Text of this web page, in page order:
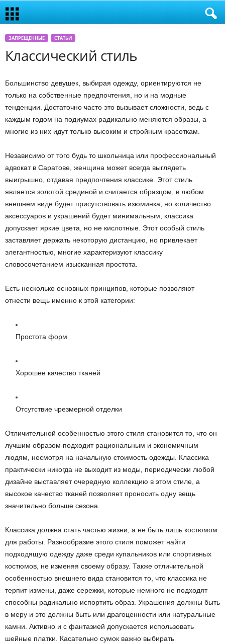
ЗАПРЕЩЕННЫЕ СТАТЬИ
Классический стиль
Большинство девушек, выбирая одежду, ориентируются не
только на собственные предпочтения, но и на модные
тенденции. Достаточно часто это вызывает сложности, ведь с
каждым годом на подиумах радикально меняются образы, а
многие из них идут только высоким и стройным красоткам.
Независимо от того будь то школьница или профессиональный
адвокат в Саратове, женщина может всегда выглядеть
выигрышно, отдавая предпочтения классике. Этот стиль
является золотой срединой и считается образцом, в любом
внешнем виде будет присутствовать изюминка, но количество
аксессуаров и украшений будет минимальным, классика
допускает яркие цвета, но не кислотные. Этот особый стиль
заставляет держать некоторую дистанцию, но привлекает
элегантностью, многие характеризуют классику
словосочетанием изысканная простота.
Есть несколько основных принципов, которые позволяют
отнести вещь именно к этой категории:
Простота форм
Хорошее качество тканей
Отсутствие чрезмерной отделки
Отличительной особенностью этого стиля становится то, что он
лучшим образом подходит рациональным и экономичным
людям, несмотря на начальную стоимость одежды. Классика
практически никогда не выходит из моды, периодически любой
дизайне выставляет очередную коллекцию в этом стиле, а
высокое качество тканей позволяет проносить одну вещь
значительно больше сезона.
Классика должна стать частью жизни, а не быть лишь костюмом
для работы. Разнообразие этого стиля поможет найти
подходящую одежду даже среди купальников или спортивных
костюмов, не изменяя своему образу. Также отличительной
особенностью внешнего вида становится то, что классика не
терпит измены, даже сережки, которые немного не подходят
способны радикально испортить образ. Украшения должны быть
в меру и это должны быть или драгоценности или натуральные
камни. Активно и с фантазией допускается использовать
шейные платки. Касательно сумок важно выбирать